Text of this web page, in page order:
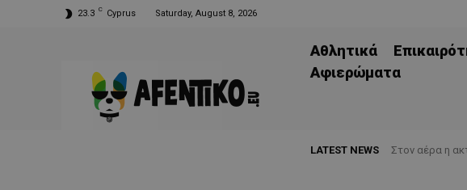
23.3 C Cyprus Saturday, August 8, 2026
Αθλητικά
Aφιερώματα
LATEST NEWS Στον αέρα η